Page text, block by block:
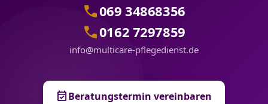
call069 34868356
call0162 7297859
info@multicare-pflegedienst.de
event_availableBeratungstermin vereinbaren